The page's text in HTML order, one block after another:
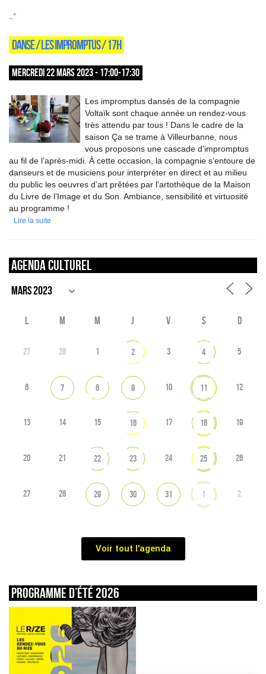
_*
DANSE / LES IMPROMPTUS / 17H
MERCREDI 22 MARS 2023 - 17:00-17:30
Les impromptus dansés de la compagnie
Voltaïk sont chaque année un rendez-vous
très attendu par tous ! Dans le cadre de la
saison Ça se trame à Villeurbanne, nous
vous proposons une cascade d’impromptus
au fil de l’après-midi. À cette occasion, la compagnie s’entoure de
danseurs et de musiciens pour interpréter en direct et au milieu
du public les oeuvres d’art prêtées par l’artothèque de la Maison
du Livre de l’Image et du Son. Ambiance, sensibilité et virtuosité
au programme !
Lire la suite
Agenda culturel
L M M J V S D
27 28 1 2 3 4 5
6 7 8 9 10 11 12
13 14 15 16 17 18 19
20 21 22 23 24 25 26
27 28 29 30 31 1 2
Voir tout l'agenda
Programme d’été 2026